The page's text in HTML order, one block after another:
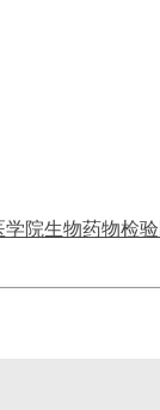
学院生物药物检验